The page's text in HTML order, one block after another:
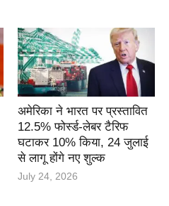
अमेरिका ने भारत पर प्रस्तावित
12.5% फोर्स्ड-लेबर टैरिफ
घटाकर 10% किया, 24 जुलाई
से लागू होंगे नए शुल्क
July 24, 2026